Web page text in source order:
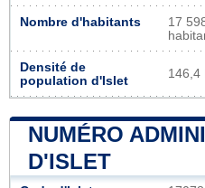
Nombre d'habitants
17
Densité de
population d'Islet
146,4
NUMÉRO
D'ISLET